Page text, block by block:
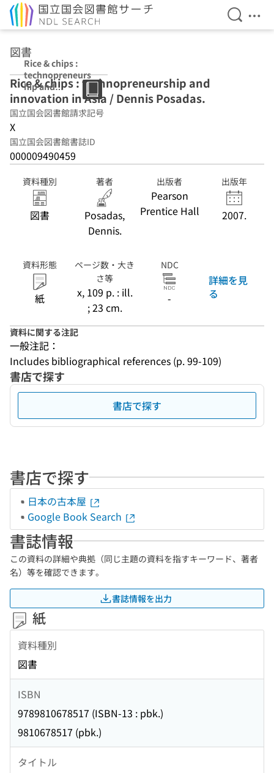
検索を
メ
図書
Rice & chips :
technopreneurs
hip and
innovation in
Asia / Dennis
Posadas.
Rice & chips : technopreneurship and
innovation in Asia / Dennis Posadas.
国立国会図書館請求記号
X
国立国会図書館書誌ID
000009490459
資料種別
図書
著者
Posadas,
Dennis.
出版者
Pearson
Prentice Hall
出版年
2007.
資料形態
紙
ページ数・大き
さ等
x, 109 p. : ill.
; 23 cm.
NDC
-
詳細を見
る
資料に関する注記
一般注記：
Includes bibliographical references (p. 99-109)
書店で探す
書店で探す
書店で探す
日本の古本屋
Google Book Search
書誌情報
この資料の詳細や典拠（同じ主題の資料を指すキーワード、著者
名）等を確認できます。
書誌情報を出力
紙
資料種別
図書
ISBN
9789810678517 (ISBN-13 : pbk.)
9810678517 (pbk.)
タイトル